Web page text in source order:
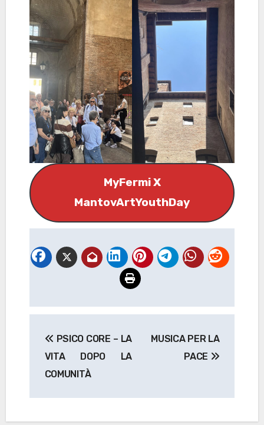
MyFermi X
MantovArtYouthDay
articoli
PSICO CORE – LA
VITA DOPO LA
COMUNITÀ
MUSICA PER LA
PACE